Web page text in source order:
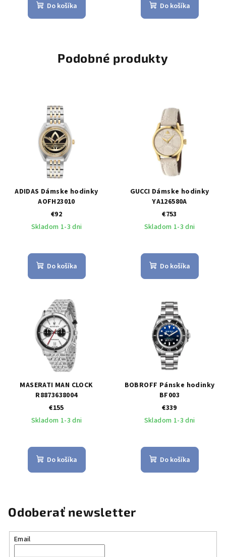
Do košíka Do košíka
Podobné produkty
ADIDAS Dámske hodinky
AOFH23010
€92
Skladom 1-3 dni
Do košíka
GUCCI Dámske hodinky
YA126580A
€753
Skladom 1-3 dni
Do košíka
MASERATI MAN CLOCK
R8873638004
€155
Skladom 1-3 dni
Do košíka
BOBROFF Pánske hodinky
BF003
€339
Skladom 1-3 dni
Do košíka
Odoberať newsletter
Email